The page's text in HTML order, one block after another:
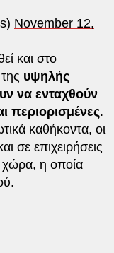
November 12,
και στο
υψηλής
να ενταχθούν
περιορισμένες.
καθήκοντα, οι
σε επιχειρήσεις
χώρα, η οποία